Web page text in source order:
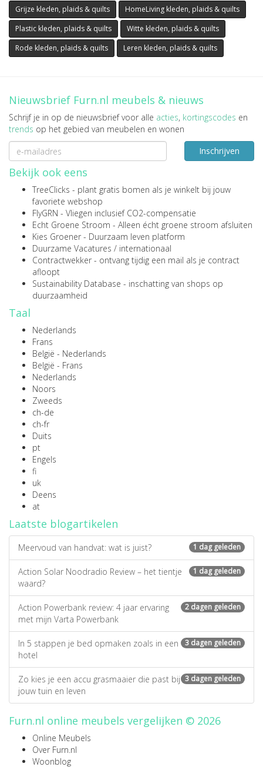
Grijze kleden, plaids & quilts
HomeLiving kleden, plaids & quilts
Plastic kleden, plaids & quilts
Witte kleden, plaids & quilts
Rode kleden, plaids & quilts
Leren kleden, plaids & quilts
Nieuwsbrief Furn.nl meubels & nieuws
Schrijf je in op de nieuwsbrief voor alle acties, kortingscodes en
trends op het gebied van meubelen en wonen
Inschrijven
Bekijk ook eens
TreeClicks - plant gratis bomen als je winkelt bij jouw
favoriete webshop
FlyGRN - Vliegen inclusief CO2-compensatie
Echt Groene Stroom - Alleen écht groene stroom afsluiten
Kies Groener - Duurzaam leven platform
Duurzame Vacatures / internationaal
Contractwekker - ontvang tijdig een mail als je contract
afloopt
Sustainability Database - inschatting van shops op
duurzaamheid
Taal
Nederlands
Frans
België - Nederlands
België - Frans
Nederlands
Noors
Zweeds
ch-de
ch-fr
Duits
pt
Engels
fi
uk
Deens
at
Laatste blogartikelen
1 dag geleden
Meervoud van handvat: wat is juist?
1 dag geleden
Action Solar Noodradio Review – het tientje
waard?
2 dagen geleden
Action Powerbank review: 4 jaar ervaring
met mijn Varta Powerbank
3 dagen geleden
In 5 stappen je bed opmaken zoals in een
hotel
3 dagen geleden
Zo kies je een accu grasmaaier die past bij
jouw tuin en leven
Furn.nl online meubels vergelijken © 2026
Online Meubels
Over Furn.nl
Woonblog